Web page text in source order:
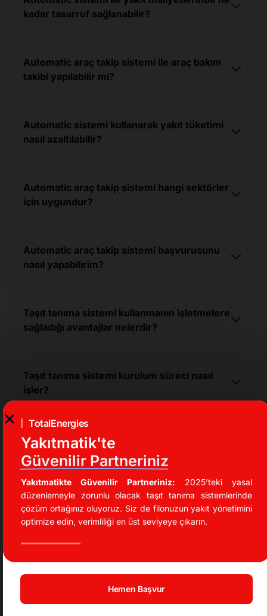
kadar tasarruf sağlanabilir?
Automatic araç takip sistemi ile araç bakım
takibi yapılabilir mi?
Automatic sistemi kullanarak yakıt tüketimi
nasıl azaltılabilir?
Automatic araç takip sistemi hangi sektörler
için uygundur?
Automatic araç takip sistemi başvurusunu
nasıl yapabilirim?
Taşıt tanıma sistemi kullanmanın işletmelere
sağladığı avantajlar nelerdir?
Taşıt tanıma sistemi kurulum süreci nasıl
işler?
Automatic araç takip sistemi ile hangi veriler
takip edilebilir?
Taşıt tanıma sistemi ile operasyonel
süreçlerde nasıl kolaylık sağlanır?
Automatic araç takip sistemi ile sürücü
davranışları nasıl analiz edilir?
TotalEnergies
Yakıtmatik'te
Güvenilir Partneriniz
Yakıtmatikte Güvenilir Partneriniz: 2025’teki yasal
düzenlemeyle zorunlu olacak taşıt tanıma sistemlerinde
çözüm ortağınız oluyoruz. Siz de filonuzun yakıt yönetimini
optimize edin, verimliliği en üst seviyeye çıkarın.
Hemen Başvur